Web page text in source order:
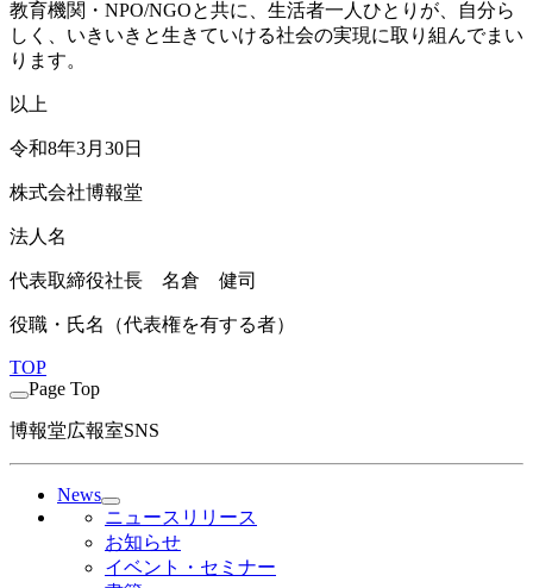
教育機関・NPO/NGOと共に、生活者一人ひとりが、自分ら
しく、いきいきと生きていける社会の実現に取り組んでまい
ります。
以上
令和8年3月30日
株式会社博報堂
法人名
代表取締役社長 名倉 健司
役職・氏名（代表権を有する者）
TOP
Page Top
博報堂広報室SNS
News
ニュースリリース
お知らせ
イベント・セミナー